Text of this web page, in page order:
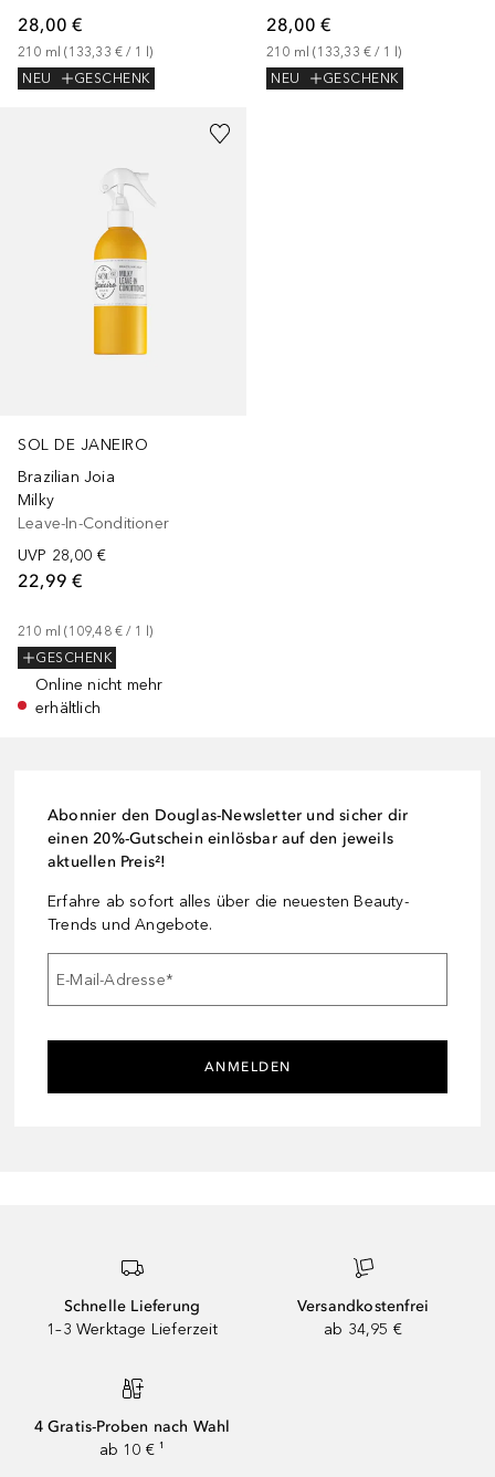
28,00 €
210 ml (133,33 € / 1 l)
NEU
GESCHENK
28,00 €
210 ml (133,33 € / 1 l)
NEU
GESCHENK
SOL DE JANEIRO
Brazilian Joia
Milky
Leave-In-Conditioner
UVP 28,00 €
22,99 €
210 ml (109,48 € / 1 l)
GESCHENK
Online nicht mehr
erhältlich
Abonnier den Douglas-Newsletter und sicher dir
einen 20%-Gutschein einlösbar auf den jeweils
aktuellen Preis²!
Erfahre ab sofort alles über die neuesten Beauty-
Trends und Angebote.
E-Mail-Adresse*
ANMELDEN
Schnelle Lieferung
1–3 Werktage Lieferzeit
Versandkostenfrei
ab 34,95 €
4 Gratis-Proben nach Wahl
ab 10 € ¹